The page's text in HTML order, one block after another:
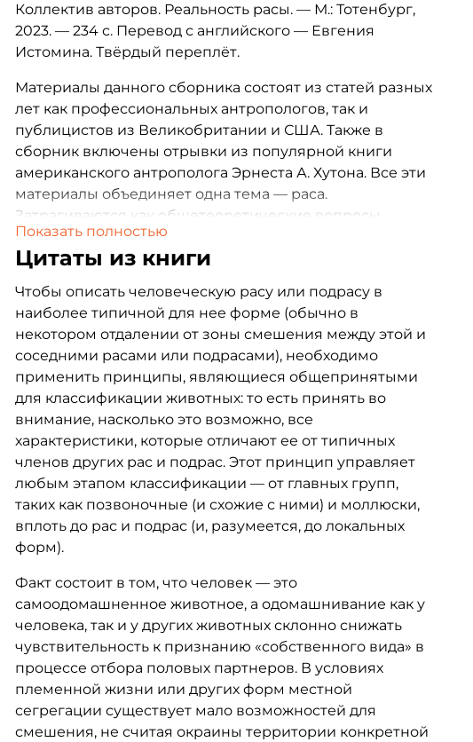
Коллектив авторов. Реальность расы. — М.: Тотенбург,
2023. — 234 с. Перевод с английского — Евгения
Истомина. Твёрдый переплёт.
Материалы данного сборника состоят из статей разных
лет как профессиональных антропологов, так и
публицистов из Великобритании и США. Также в
сборник включены отрывки из популярной книги
американского антрополога Эрнеста А. Хутона. Все эти
материалы объединяет одна тема — раса.
Затрагиваются как общетеоретические вопросы
расовой антропологии, так и прикладные аспекты
расовой классификации и истории. Авторы настойчиво
биологической категории расы — тенденции, сегодня
ставшей преобладающей в западной науке.
Показать полностью
Цитаты из книги
Чтобы описать человеческую расу или подрасу в
наиболее типичной для нее форме (обычно в
некотором отдалении от зоны смешения между этой и
соседними расами или подрасами), необходимо
применить принципы, являющиеся общепринятыми
для классификации животных: то есть принять во
внимание, насколько это возможно, все
характеристики, которые отличают ее от типичных
членов других рас и подрас. Этот принцип управляет
любым этапом классификации — от главных групп,
таких как позвоночные (и схожие с ними) и моллюски,
вплоть до рас и подрас (и, разумеется, до локальных
форм).
Факт состоит в том, что человек — это
самоодомашненное животное, а одомашнивание как у
человека, так и у других животных склонно снижать
чувствительность к признанию «собственного вида» в
процессе отбора половых партнеров. В условиях
племенной жизни или других форм местной
сегрегации существует мало возможностей для
смешения, не считая окраины территории конкретной